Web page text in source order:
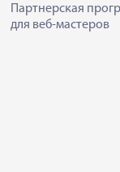
Партнерская
для веб-мастеров